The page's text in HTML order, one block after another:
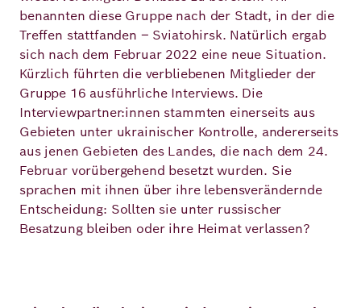
benannten diese Gruppe nach der Stadt, in der die
Treffen stattfanden – Sviatohirsk. Natürlich ergab
sich nach dem Februar 2022 eine neue Situation.
Kürzlich führten die verbliebenen Mitglieder der
Gruppe 16 ausführliche Interviews. Die
Interviewpartner:innen stammten einerseits aus
Gebieten unter ukrainischer Kontrolle, andererseits
aus jenen Gebieten des Landes, die nach dem 24.
Februar vorübergehend besetzt wurden. Sie
sprachen mit ihnen über ihre lebensverändernde
Entscheidung: Sollten sie unter russischer
Besatzung bleiben oder ihre Heimat verlassen?